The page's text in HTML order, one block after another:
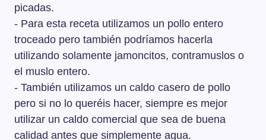
picadas.
- Para esta receta utilizamos un pollo entero
troceado pero también podríamos hacerla
utilizando solamente jamoncitos, contramuslos o
el muslo entero.
- También utilizamos un caldo casero de pollo
pero si no lo queréis hacer, siempre es mejor
utilizar un caldo comercial que sea de buena
calidad antes que simplemente agua.